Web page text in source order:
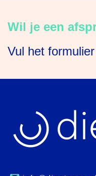
Wil je een
Vul het